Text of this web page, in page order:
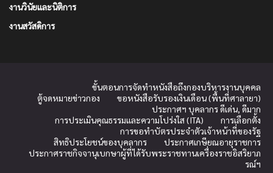
งานวินัยและนิติการ
งานสวัสดิการ
ขั้นตอนการจัดทำหนังสือถึงกองบริหารงานบุคคล
ตู้จดหมายข่าวกอง
ขอหนังสือรับรองเงินเดือน (พื้นที่ศาลายา)
ประกาศฯ บุคลากร ดีเด่น, ดีมาก
การประเมินคุณธรรมและความโปร่งใส (ITA)
การเลือกตั้ง
การขอทำบัตรประจำตัวเจ้าหน้าที่ของรัฐ
สิทธิประโยชน์ของบุคลากร
ประกาศเกษียณอายุราชการ
ประกาศราชกิจจานุเบกษาผู้ที่ได้รับพระราชทานเครื่องราชอิสริยาภ
รณ์ฯ